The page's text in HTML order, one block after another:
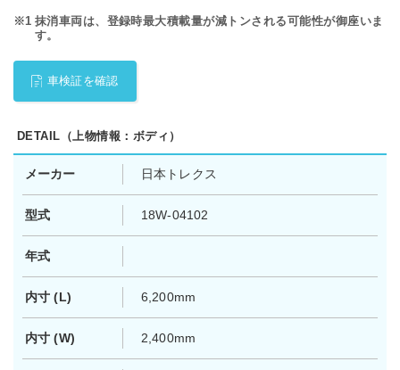
※1 抹消車両は、登録時最大積載量が減トンされる可能性が御座いま
す。
車検証を確認
DETAIL（上物情報：ボディ）
メーカー 日本トレクス
型式 18W-04102
年式
内寸 (L) 6,200mm
内寸 (W) 2,400mm